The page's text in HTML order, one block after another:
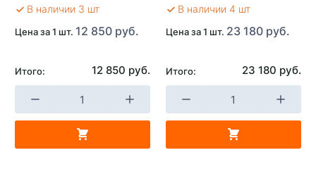
В наличии 3 шт
Цена за 1 шт. 12 850 руб.
Итого: 12 850 руб.
В наличии 4 шт
Цена за 1 шт. 23 180 руб.
Итого: 23 180 руб.